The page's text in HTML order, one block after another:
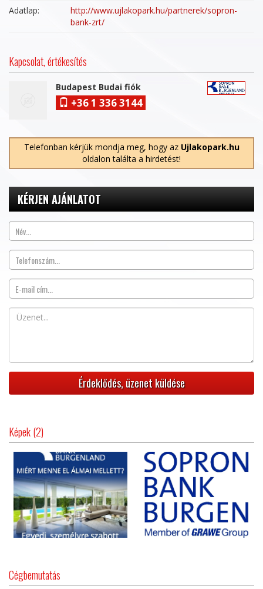
Adatlap:
http://www.ujlakopark.hu/partnerek/sopron-
bank-zrt/
Kapcsolat, értékesítés
Budapest Budai fiók
+36 1 336 3144
Telefonban kérjük mondja meg, hogy az Ujlakopark.hu
oldalon találta a hirdetést!
KÉRJEN AJÁNLATOT
Képek (2)
Cégbemutatás